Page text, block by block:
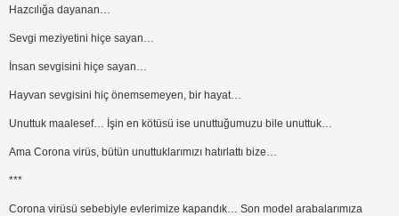
Hazcılığa dayanan…
Sevgi meziyetini hiçe sayan…
İnsan sevgisini hiçe sayan…
Hayvan sevgisini hiç önemsemeyen, bir hayat…
Unuttuk maalesef… İşin en kötüsü ise unuttuğumuzu bile unuttuk…
Ama Corona virüs, bütün unuttuklarımızı hatırlattı bize…
***
Corona virüsü sebebiyle evlerimize kapandık… Son model arabalarımıza